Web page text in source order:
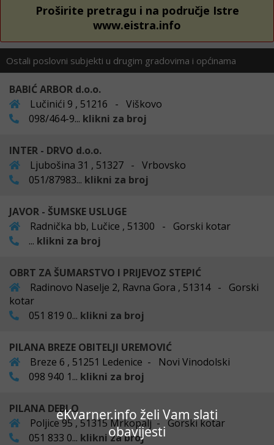
eKvarner.info želi Vam slati
obavijesti
Proširite pretragu i na područje Istre
www.eistra.info
Ostali poslovni subjekti u drugim gradovima i općinama
BABIĆ ARBOR d.o.o.
Lučinići 9 , 51216 - Viškovo
098/464-9... klikni za broj
INTER - DRVO d.o.o.
Ljubošina 31 , 51327 - Vrbovsko
051/87983... klikni za broj
JAVOR - ŠUMSKE USLUGE
Radnička bb, Lučice , 51300 - Gorski kotar
... klikni za broj
OBRT ZA ŠUMARSTVO I PRIJEVOZ STEPIĆ
Radinovo Naselje 2, Ravna Gora , 51314 - Gorski
kotar
051 819 0... klikni za broj
PILANA BREZE OBITELJI UREMOVIĆ
Breze 6 , 51251 Ledenice - Novi Vinodolski
098 940 1... klikni za broj
PILANA DEBLO
Poljice 95 , 51315 Mrkopalj - Gorski kotar
051 833 0... klikni za broj